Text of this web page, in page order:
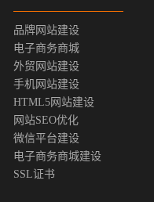
品牌网站建设
电子商务商城
外贸网站建设
手机网站建设
HTML5网站建设
网站SEO优化
微信平台建设
电子商务商城建设
SSL证书